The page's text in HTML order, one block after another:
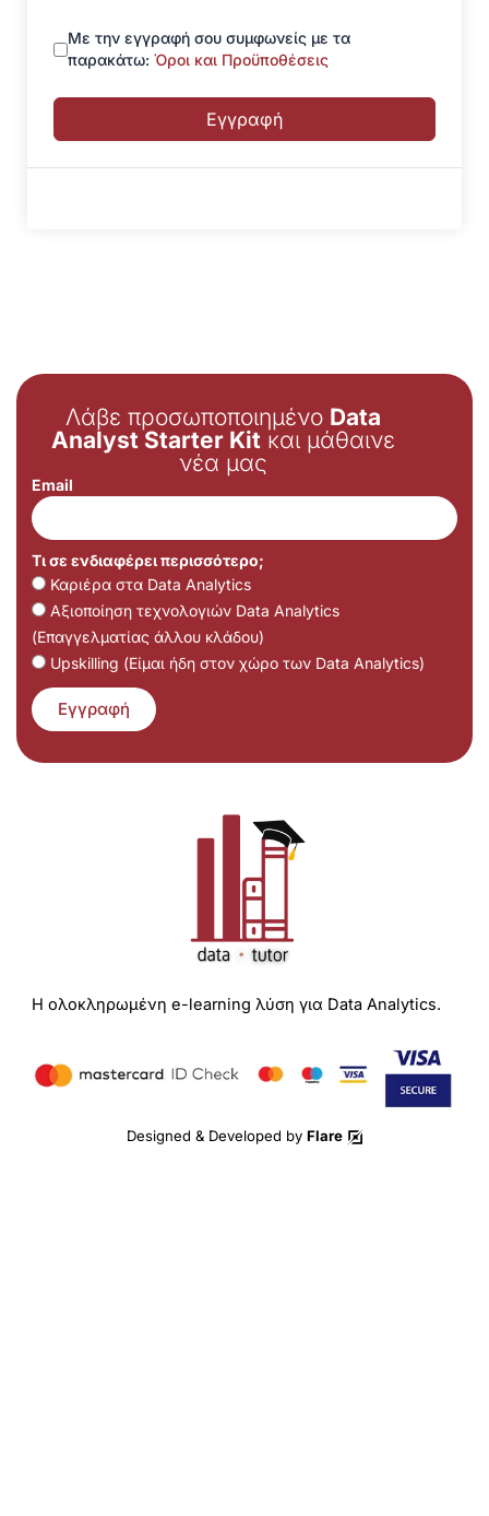
Με την εγγραφή σου συμφωνείς με τα
παρακάτω: Όροι και Προϋποθέσεις
Εγγραφή
Λάβε προσωποποιημένο Data
Analyst Starter Kit και μάθαινε
νέα μας
Email
Τι σε ενδιαφέρει περισσότερο;
Καριέρα στα Data Analytics
Αξιοποίηση τεχνολογιών Data Analytics
(Επαγγελματίας άλλου κλάδου)
Upskilling (Είμαι ήδη στον χώρο των Data Analytics)
Εγγραφή
Η ολοκληρωμένη e-learning λύση για Data Analytics.
Designed & Developed by Flare